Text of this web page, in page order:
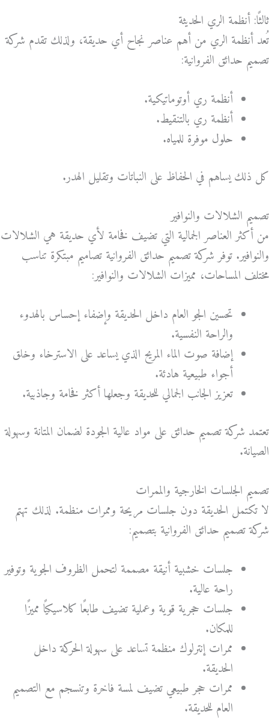
ثالثًا: أنظمة الري الحديثة
تُعد أنظمة الري من أهم عناصر نجاح أي حديقة، ولذلك تقدم شركة
تصميم حدائق الفروانية:
أنظمة ري أوتوماتيكية.
أنظمة ري بالتنقيط.
حلول موفرة للمياه.
كل ذلك يساهم في الحفاظ على النباتات وتقليل الهدر.
تصميم الشلالات والنوافير
من أكثر العناصر الجمالية التي تضيف فخامة لأي حديقة هي الشلالات
والنوافير. توفر شركة تصميم حدائق الفروانية تصاميم مبتكرة تناسب
مختلف المساحات، مميزات الشلالات والنوافير:
تحسين الجو العام داخل الحديقة وإضفاء إحساس بالهدوء
والراحة النفسية.
إضافة صوت الماء المريح الذي يساعد على الاسترخاء وخلق
أجواء طبيعية هادئة.
تعزيز الجانب الجمالي للحديقة وجعلها أكثر فخامة وجاذبية.
تعتمد شركة تصميم حدائق على مواد عالية الجودة لضمان المتانة وسهولة
الصيانة.
تصميم الجلسات الخارجية والممرات
لا تكتمل الحديقة دون جلسات مريحة وممرات منظمة. لذلك تهتم
شركة تصميم حدائق الفروانية بتصميم:
جلسات خشبية أنيقة مصممة لتحمل الظروف الجوية وتوفير
راحة عالية.
جلسات حجرية قوية وعملية تضيف طابعًا كلاسيكيًا مميزًا
للمكان.
ممرات إنترلوك منظمة تساعد على سهولة الحركة داخل
الحديقة.
ممرات حجر طبيعي تضيف لمسة فاخرة وتنسجم مع التصميم
العام للحديقة.